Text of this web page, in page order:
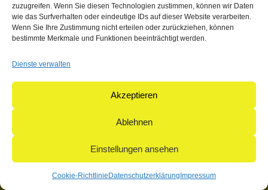
zuzugreifen. Wenn Sie diesen Technologien zustimmen, können wir Daten
wie das Surfverhalten oder eindeutige IDs auf dieser Website verarbeiten.
Wenn Sie Ihre Zustimmung nicht erteilen oder zurückziehen, können
bestimmte Merkmale und Funktionen beeinträchtigt werden.
Dienste verwalten
Akzeptieren
Ablehnen
Einstellungen ansehen
Cookie-Richtlinie Datenschutzerklärung Impressum
© 2004-2026: herpetofauna Verlags-GmbH | Postfach 11 10 |
71365 Weinstadt | Germany